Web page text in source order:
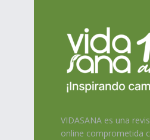
VIDASANA es una
online comprometida